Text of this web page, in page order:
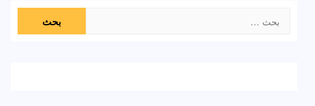
عن: